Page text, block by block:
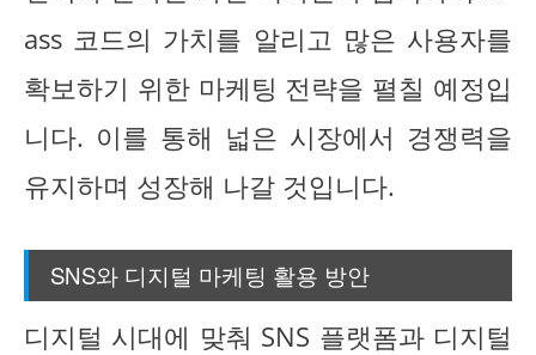
ass 코드의 가치를 알리고 많은 사용자를
확보하기 위한 마케팅 전략을 펼칠 예정입
니다. 이를 통해 넓은 시장에서 경쟁력을
유지하며 성장해 나갈 것입니다.
SNS와 디지털 마케팅 활용 방안
디지털 시대에 맞춰 SNS 플랫폼과 디지털